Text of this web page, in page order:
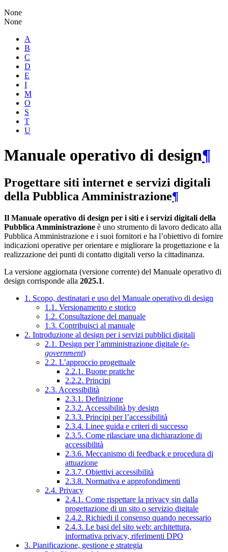
None
None
A
B
C
D
E
I
M
O
S
T
U
Manuale operativo di design¶
Progettare siti internet e servizi digitali
della Pubblica Amministrazione¶
Il Manuale operativo di design per i siti e i servizi digitali della
Pubblica Amministrazione è uno strumento di lavoro dedicato alla
Pubblica Amministrazione e i suoi fornitori e ha l’obiettivo di fornire
indicazioni operative per orientare e migliorare la progettazione e la
realizzazione dei punti di contatto digitali verso la cittadinanza.
La versione aggiornata (versione corrente) del Manuale operativo di
design corrisponde alla 2025.1.
1. Scopo, destinatari e uso del Manuale operativo di design
1.1. Versionamento e storico
1.2. Consultazione del manuale
1.3. Contribuisci al manuale
2. Introduzione al design per i servizi pubblici digitali
2.1. Design per l’amministrazione digitale (e-
government)
2.2. L’approccio progettuale
2.2.1. Buone pratiche
2.2.2. Principi
2.3. Accessibilità
2.3.1. Definizione
2.3.2. Accessibilità by design
2.3.3. Principi per l’accessibilità
2.3.4. Linee guida e criteri di successo
2.3.5. Come rilasciare una dichiarazione di
accessibilità
2.3.6. Meccanismo di feedback e procedura di
attuazione
2.3.7. Obiettivi accessibilità
2.3.8. Normativa e approfondimenti
2.4. Privacy
2.4.1. Come rispettare la privacy sin dalla
progettazione di un sito o servizio digitale
2.4.2. Richiedi il consenso quando necessario
2.4.3. Le basi del sito web: architettura,
informativa privacy, riferimenti DPO
3. Pianificazione, gestione e strategia